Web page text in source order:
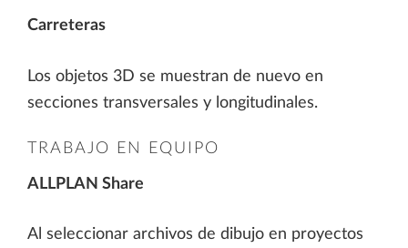
Carreteras
Los objetos 3D se muestran de nuevo en
secciones transversales y longitudinales.
TRABAJO EN EQUIPO
ALLPLAN Share
Al seleccionar archivos de dibujo en proyectos